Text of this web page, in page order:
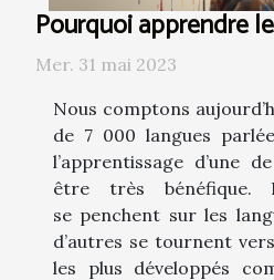
Pourquoi apprendre
Mer. 31 mai 2023
Nous comptons
de 7 000 langues
l’apprentissage d’une
être très bénéfique.
se penchent sur les
d’autres se tournent
les plus développés